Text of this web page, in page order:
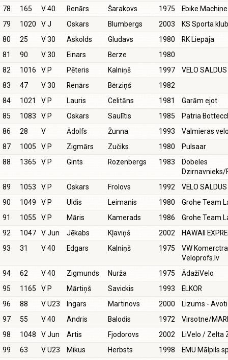
78
165 V 40 Renārs Šarakovs 1975
Ebike Machine
79
1020 V J Oskars Blumbergs 2003
KS Sporta
80
25 V 30 Askolds Gludavs 1980
RK Liepāja
81
90 V 30 Einars Berze
1980
82
1016 V P Pēteris Kalniņš 1997
VELO SALDUS
83
47 V 30 Renārs Bērziņš
1982
84
1021 V P Lauris Celitāns 1981
Garām ejot
85
1083 V P Oskars Saulītis 1985
Patria
86
28 V Ādolfs Žunna 1993
Valmieras
87
1005 V P Zigmārs Zučiks 1980
Pulsaar
88
1365 V P Gints Rozenbergs 1983
Dobeles
Dzirnavnieks/
89
1053 V P Oskars Frolovs 1992
VELO SALDUS
90
1049 V P Uldis Leimanis 1980
Grohe Team
91
1055 V P Māris Kamerads 1986
Grohe Team
92
1047 V Jun Jēkabs Kļaviņš 2002
HAWAII
93
31 V 40 Edgars Kalniņš 1975
VW
Veloprofs.lv
94
62 V 40 Zigmunds Nurža 1975
ĀdažiVelo
95
1165 V P Mārtiņš Savickis 1993
ELKOR
96
88 V U23 Ingars Martinovs 2000
Lizums - Avoti
97
55 V 40 Andris Balodis 1972
Virsotne/
98
1048 V Jun Artis Fjodorovs 2002
LiVelo / Zelta
99
63 V U23 Mikus Herbsts 1998 EMU Mālpils